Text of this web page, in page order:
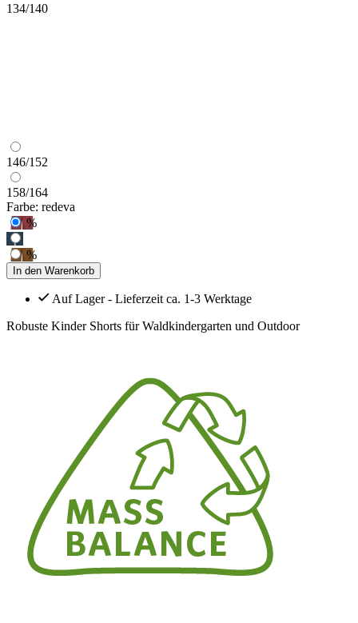
134/140
146/152
158/164
Farbe: redeva
%
%
In den Warenkorb
Auf Lager - Lieferzeit ca. 1-3 Werktage
Robuste Kinder Shorts für Waldkindergarten und Outdoor